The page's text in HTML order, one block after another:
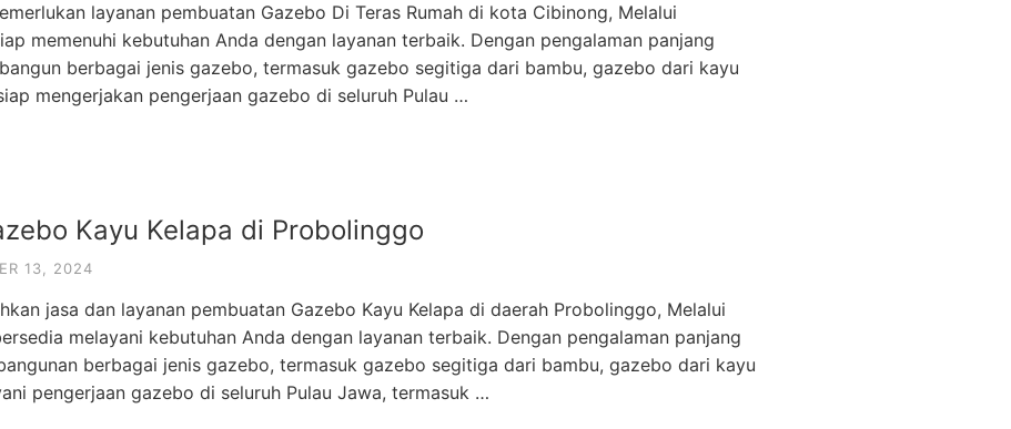
layanan pembuatan Gazebo Di Teras Rumah di kota Cibinong, Melalui
memenuhi kebutuhan Anda dengan layanan terbaik. Dengan pengalaman panjang
berbagai jenis gazebo, termasuk gazebo segitiga dari bambu, gazebo dari kayu
mengerjakan pengerjaan gazebo di seluruh Pulau …
Kayu Kelapa di Probolinggo
13, 2024
jasa dan layanan pembuatan Gazebo Kayu Kelapa di daerah Probolinggo, Melalui
melayani kebutuhan Anda dengan layanan terbaik. Dengan pengalaman panjang
berbagai jenis gazebo, termasuk gazebo segitiga dari bambu, gazebo dari kayu
pengerjaan gazebo di seluruh Pulau Jawa, termasuk …